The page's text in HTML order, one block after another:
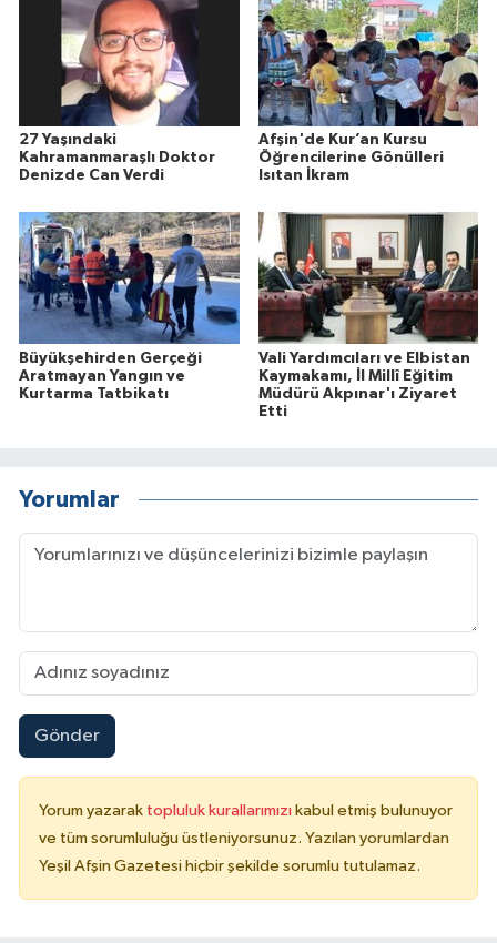
27 Yaşındaki
Kahramanmaraşlı Doktor
Denizde Can Verdi
Afşin'de Kur’an Kursu
Öğrencilerine Gönülleri
Isıtan İkram
Büyükşehirden Gerçeği
Aratmayan Yangın ve
Kurtarma Tatbikatı
Vali Yardımcıları ve Elbistan
Kaymakamı, İl Millî Eğitim
Müdürü Akpınar'ı Ziyaret
Etti
Yorumlar
Gönder
Yorum yazarak topluluk kurallarımızı kabul etmiş bulunuyor
ve tüm sorumluluğu üstleniyorsunuz. Yazılan yorumlardan
Yeşil Afşin Gazetesi hiçbir şekilde sorumlu tutulamaz.